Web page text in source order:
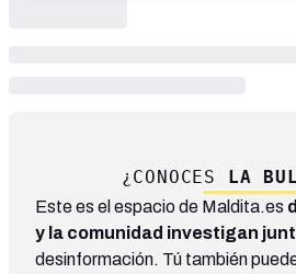
¿CONOCES LA
Este es el espacio de Maldita.es
y la comunidad investigan
desinformación. Tú también